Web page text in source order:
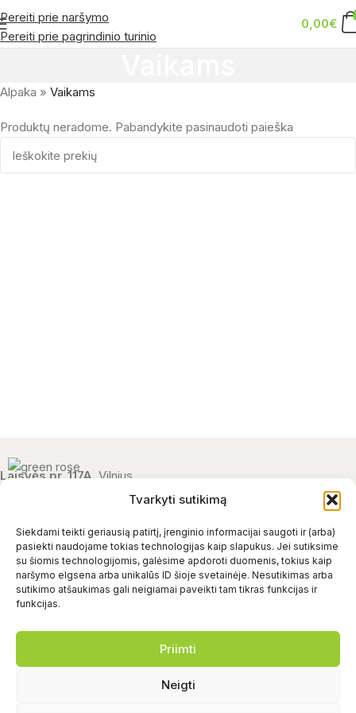
Tvarkyti sutikimą
Siekdami teikti geriausią patirtį, įrenginio informacijai saugoti ir (arba)
pasiekti naudojame tokias technologijas kaip slapukus. Jei sutiksime
su šiomis technologijomis, galėsime apdoroti duomenis, tokius kaip
naršymo elgsena arba unikalūs ID šioje svetainėje. Nesutikimas arba
sutikimo atšaukimas gali neigiamai paveikti tam tikras funkcijas ir
funkcijas.
Priimti
Neigti
Pereiti prie naršymo
Pereiti prie pagrindinio turinio
0,00€
Alpaka » Vaikams
Produktų neradome. Pabandykite pasinaudoti paieška
Laisvės pr. 117A, Vilnius
VII: nedirbame
+370 656 44183
uzsakymai@green-rose.lt
APIE MUS